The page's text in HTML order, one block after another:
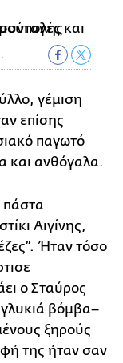
γέμιση
επίσης
παγωτό
και ανθόγαλα.
πάστα
Αιγίνης,
Ήταν τόσο
ο Σταύρος
γλυκιά βόμβα–
ξηρούς
της ήταν σαν